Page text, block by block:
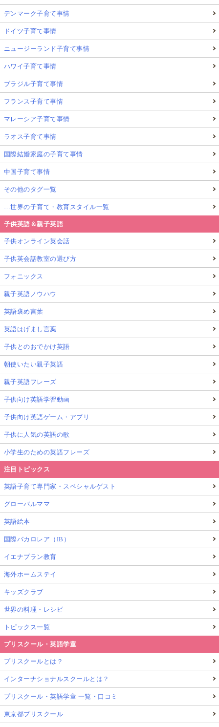
デンマーク子育て事情
ドイツ子育て事情
ニュージーランド子育て事情
ハワイ子育て事情
ブラジル子育て事情
フランス子育て事情
マレーシア子育て事情
ラオス子育て事情
国際結婚家庭の子育て事情
中国子育て事情
その他のタグ一覧
…世界の子育て・教育スタイル一覧
子供英語＆親子英語
子供オンライン英会話
子供英会話教室の選び方
フォニックス
親子英語ノウハウ
英語褒め言葉
英語はげまし言葉
子供とのおでかけ英語
朝使いたい親子英語
親子英語フレーズ
子供向け英語学習動画
子供向け英語ゲーム・アプリ
子供に人気の英語の歌
小学生のための英語フレーズ
注目トピックス
英語子育て専門家・スペシャルゲスト
グローバルママ
英語絵本
国際バカロレア（IB）
イエナプラン教育
海外ホームステイ
キッズクラブ
世界の料理・レシピ
トピックス一覧
プリスクール・英語学童
プリスクールとは？
インターナショナルスクールとは？
プリスクール・英語学童 一覧・口コミ
東京都プリスクール